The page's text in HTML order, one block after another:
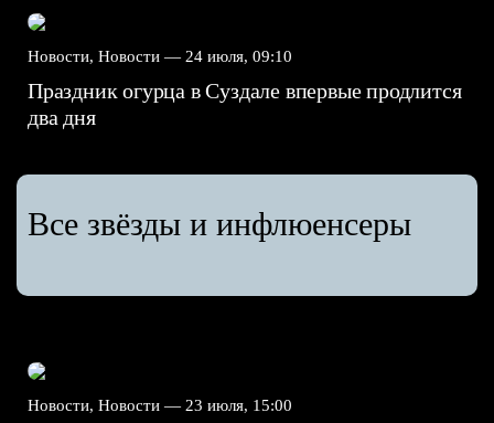
Новости, Новости — 24 июля, 09:10
Праздник огурца в Суздале впервые продлится
два дня
Все звёзды и инфлюенсеры
Новости, Новости — 23 июля, 15:00